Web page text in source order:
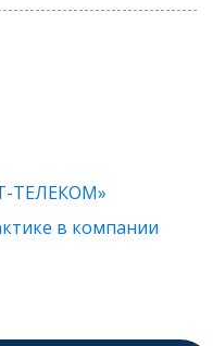
ТЕЛЕКОМ»
в компании